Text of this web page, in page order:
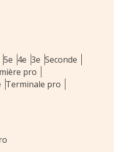
5e 4e 3e Seconde
pro
Terminale pro